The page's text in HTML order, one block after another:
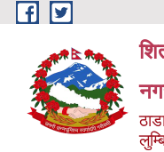
Skip to main content